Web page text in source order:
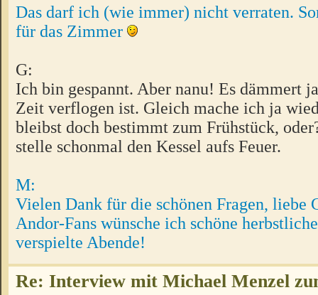
Das darf ich (wie immer) nicht verraten.
für das Zimmer
G:
Ich bin gespannt. Aber nanu! Es dämmert
Zeit verflogen ist. Gleich mache ich ja
bleibst doch bestimmt zum Frühstück,
stelle schonmal den Kessel aufs Feuer.
M:
Vielen Dank für die schönen Fragen, liebe
Andor-Fans wünsche ich schöne
verspielte Abende!
Re: Interview mit Michael Menzel